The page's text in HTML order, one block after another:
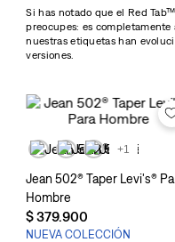
Si has notado que el Red
preocupes: es
nuestras etiquetas han
versiones.
+1
Jean 502® Taper Levi's®
Hombre
$379.900
NUEVA COLECCIÓN